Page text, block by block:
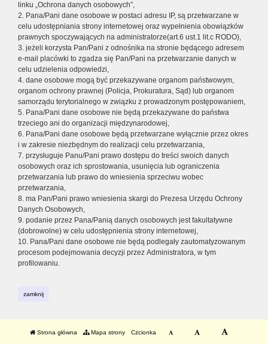
linku „Ochrona danych osobowych”,
2. Pana/Pani dane osobowe w postaci adresu IP, są przetwarzane w
celu udostępniania strony internetowej oraz wypełnienia obowiązków
prawnych spoczywających na administratorze(art.6 ust.1 lit.c RODO),
3. jeżeli korzysta Pan/Pani z odnośnika na stronie będącego adresem
e-mail placówki to zgadza się Pan/Pani na przetwarzanie danych w
celu udzielenia odpowiedzi,
4. dane osobowe mogą być przekazywane organom państwowym,
organom ochrony prawnej (Policja, Prokuratura, Sąd) lub organom
samorządu terytorialnego w związku z prowadzonym postępowaniem,
5. Pana/Pani dane osobowe nie będą przekazywane do państwa
trzeciego ani do organizacji międzynarodowej,
6. Pana/Pani dane osobowe będą przetwarzane wyłącznie przez okres
i w zakresie niezbędnym do realizacji celu przetwarzania,
7. przysługuje Panu/Pani prawo dostępu do treści swoich danych
osobowych oraz ich sprostowania, usunięcia lub ograniczenia
przetwarzania lub prawo do wniesienia sprzeciwu wobec
przetwarzania,
8. ma Pan/Pani prawo wniesienia skargi do Prezesa Urzędu Ochrony
Danych Osobowych,
9. podanie przez Pana/Panią danych osobowych jest fakultatywne
(dobrowolne) w celu udostępnienia strony internetowej,
10. Pana/Pani dane osobowe nie będą podlegały zautomatyzowanym
procesom podejmowania decyzji przez Administratora, w tym
profilowaniu.
zamknij
Strona główna Mapa strony Czcionka